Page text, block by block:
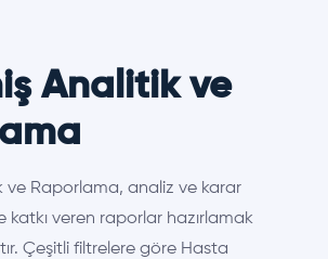
Analitik ve
ve Raporlama, analiz ve karar
katkı veren raporlar hazırlamak
Çeşitli filtrelere göre Hasta